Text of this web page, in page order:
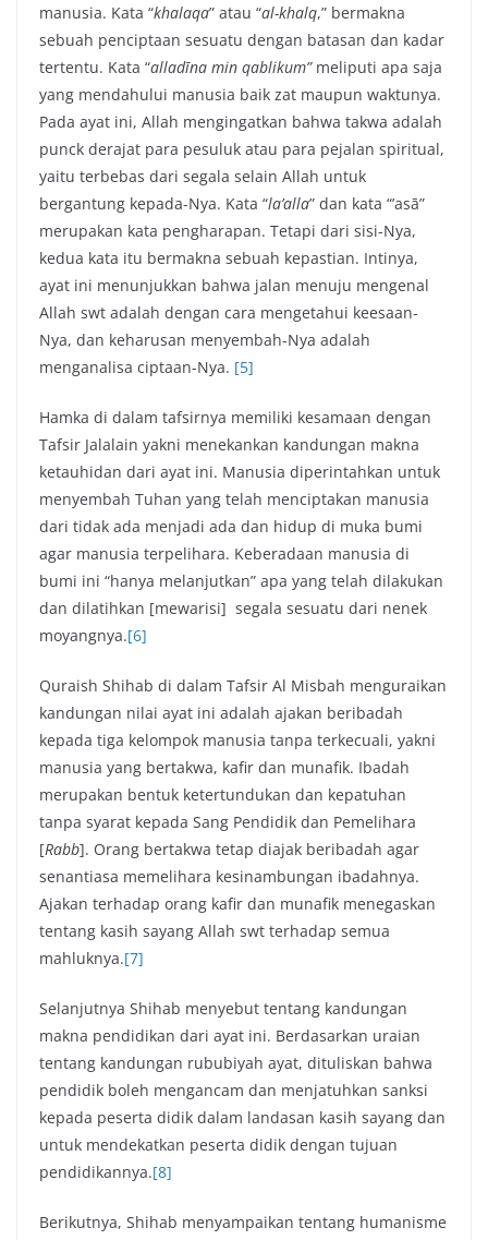
manusia. Kata “khalaqa” atau “al-khalq,” bermakna
sebuah penciptaan sesuatu dengan batasan dan kadar
tertentu. Kata “alladīna min qablikum”meliputi apa saja
yang mendahului manusia baik zat maupun waktunya.
Pada ayat ini, Allah mengingatkan bahwa takwa adalah
punck derajat para pesuluk atau para pejalan spiritual,
yaitu terbebas dari segala selain Allah untuk
bergantung kepada-Nya. Kata “la’alla” dan kata “’asā”
merupakan kata pengharapan. Tetapi dari sisi-Nya,
kedua kata itu bermakna sebuah kepastian. Intinya,
ayat ini menunjukkan bahwa jalan menuju mengenal
Allah swt adalah dengan cara mengetahui keesaan-
Nya, dan keharusan menyembah-Nya adalah
menganalisa ciptaan-Nya. [5]
Hamka di dalam tafsirnya memiliki kesamaan dengan
Tafsir Jalalain yakni menekankan kandungan makna
ketauhidan dari ayat ini. Manusia diperintahkan untuk
menyembah Tuhan yang telah menciptakan manusia
dari tidak ada menjadi ada dan hidup di muka bumi
agar manusia terpelihara. Keberadaan manusia di
bumi ini “hanya melanjutkan” apa yang telah dilakukan
dan dilatihkan [mewarisi] segala sesuatu dari nenek
moyangnya.[6]
Quraish Shihab di dalam Tafsir Al Misbah menguraikan
kandungan nilai ayat ini adalah ajakan beribadah
kepada tiga kelompok manusia tanpa terkecuali, yakni
manusia yang bertakwa, kafir dan munafik. Ibadah
merupakan bentuk ketertundukan dan kepatuhan
tanpa syarat kepada Sang Pendidik dan Pemelihara
[Rabb]. Orang bertakwa tetap diajak beribadah agar
senantiasa memelihara kesinambungan ibadahnya.
Ajakan terhadap orang kafir dan munafik menegaskan
tentang kasih sayang Allah swt terhadap semua
mahluknya.[7]
Selanjutnya Shihab menyebut tentang kandungan
makna pendidikan dari ayat ini. Berdasarkan uraian
tentang kandungan rububiyah ayat, dituliskan bahwa
pendidik boleh mengancam dan menjatuhkan sanksi
kepada peserta didik dalam landasan kasih sayang dan
untuk mendekatkan peserta didik dengan tujuan
pendidikannya.[8]
Berikutnya, Shihab menyampaikan tentang humanisme